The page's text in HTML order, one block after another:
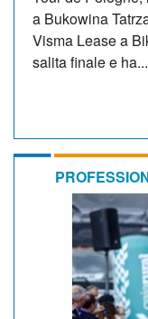
a Bukowina
Visma Lease a
salita finale e ha...